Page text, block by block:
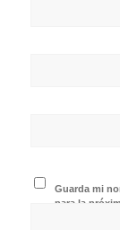
Guarda mi
para la